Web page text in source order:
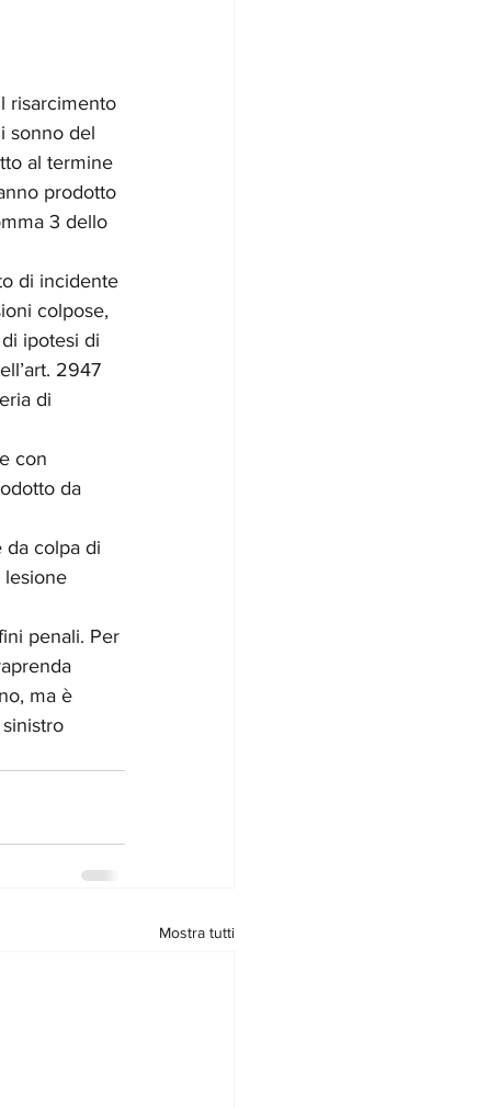
risarcimento
sonno del
al termine
prodotto
3 dello
di incidente
colpose,
ipotesi di
2947
di
con
da
da colpa di
lesione
penali. Per
ma è
Mostra tutti